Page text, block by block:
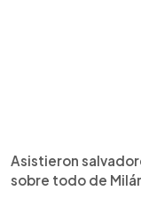
Asistieron
sobre todo de